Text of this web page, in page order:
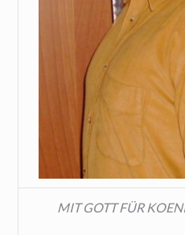
MIT GOTT FÜR